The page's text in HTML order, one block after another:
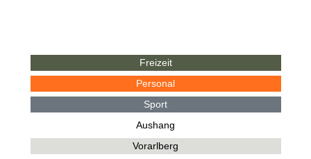
Freizeit
Personal
Sport
Aushang
Vorarlberg